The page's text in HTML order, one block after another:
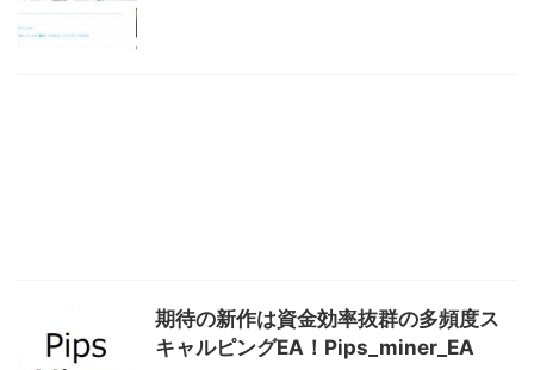
期待の新作は資金効率抜群の多頻度ス
キャルピングEA！Pips_miner_EA